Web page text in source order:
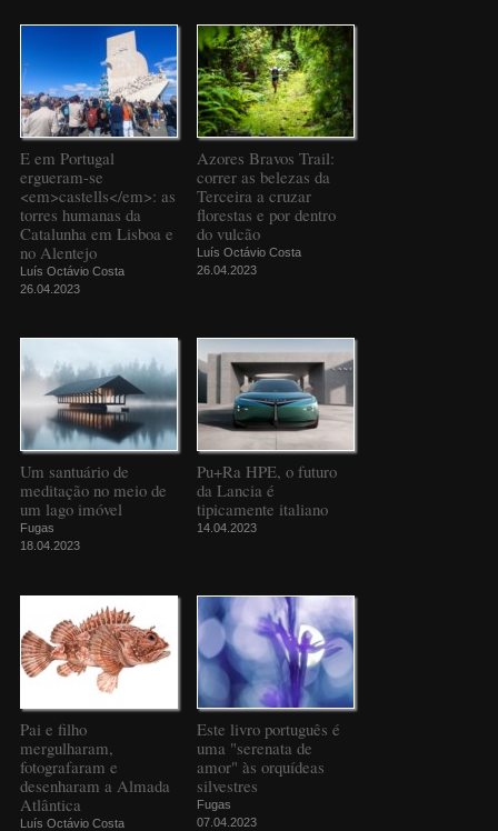
E em Portugal
ergueram-se
<em>castells</em>: as
torres humanas da
Catalunha em Lisboa e
no Alentejo
Luís Octávio Costa
26.04.2023
Azores Bravos Trail:
correr as belezas da
Terceira a cruzar
florestas e por dentro
do vulcão
Luís Octávio Costa
26.04.2023
Um santuário de
meditação no meio de
um lago imóvel
Fugas
18.04.2023
Pu+Ra HPE, o futuro
da Lancia é
tipicamente italiano
14.04.2023
Pai e filho
mergulharam,
fotografaram e
desenharam a Almada
Atlântica
Luís Octávio Costa
Este livro português é
uma "serenata de
amor" às orquídeas
silvestres
Fugas
07.04.2023